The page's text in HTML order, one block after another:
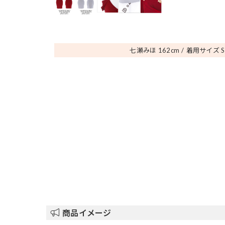
七瀬みほ 162cm 着用サイズ S
商品イメージ